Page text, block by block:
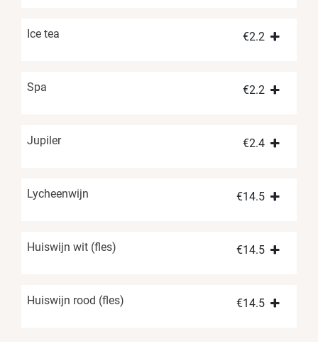
Ice tea €2.2
Spa €2.2
Jupiler €2.4
Lycheenwijn €14.5
Huiswijn wit (fles) €14.5
Huiswijn rood (fles) €14.5